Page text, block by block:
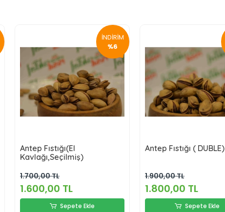
İNDİRİM
%6
Antep Fıstığı(El
Kavlağı,Seçilmiş)
1.700,00 TL
1.600,00 TL
Sepete Ekle
Antep Fıstığı ( DUBLE)
1.900,00 TL
1.800,00 TL
Sepete Ekle